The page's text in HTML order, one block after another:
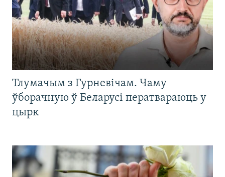
Тлумачым з Гурневічам. Чаму
ўборачную ў Беларусі ператвараюць у
цырк